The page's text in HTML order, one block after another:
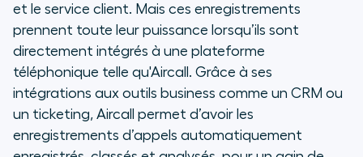
et le service client. Mais ces enregistrements
prennent toute leur puissance lorsqu’ils sont
directement intégrés à une plateforme
téléphonique telle qu'Aircall. Grâce à ses
intégrations aux outils business comme un CRM ou
un ticketing, Aircall permet d’avoir les
enregistrements d’appels automatiquement